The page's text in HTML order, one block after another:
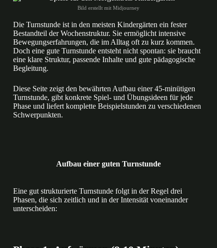
Bild erstellt mit Midjourney
Die Turnstunde ist in den meisten Kindergärten ein fester
Bestandteil der Wochenstruktur. Sie ermöglicht intensive
Bewegungserfahrungen, die im Alltag oft zu kurz kommen.
Doch eine gute Turnstunde entsteht nicht spontan: sie braucht
eine klare Struktur, passende Inhalte und gute pädagogische
Begleitung.
Diese Seite zeigt den bewährten Aufbau einer 45-minütigen
Turnstunde, gibt konkrete Spiel- und Übungsideen für jede
Phase und liefert komplette Beispielstunden zu verschiedenen
Schwerpunkten.
Aufbau einer guten Turnstunde
Eine gut strukturierte Turnstunde folgt in der Regel drei
Phasen, die sich zeitlich und in der Intensität voneinander
unterscheiden: